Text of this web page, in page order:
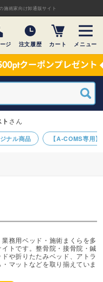
施術家向け卸通販サイト
ジ 注文履歴 カート メニュー
ナル商品 【A-COMS専用
さん
務用ベッド・施術まくらを多
トです。整骨院・接骨院・鍼
や折りたたみベッド、アトラ
マットなどを取り揃えていま